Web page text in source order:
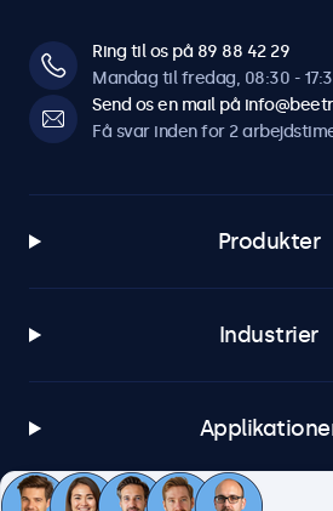
Ring til os på 89 88 42 29
Mandag til fredag, 08:30 -
Send os en mail på
Få svar inden for 2
Produkter
Industrier